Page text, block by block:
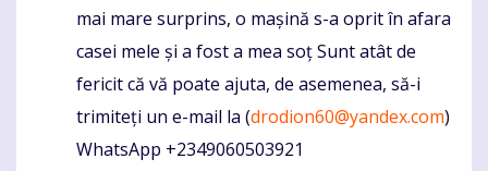
mai mare surprins, o mașină s-a oprit în afara
casei mele și a fost a mea soț Sunt atât de
fericit că vă poate ajuta, de asemenea, să-i
trimiteți un e-mail la (drodion60@yandex.com)
WhatsApp +2349060503921